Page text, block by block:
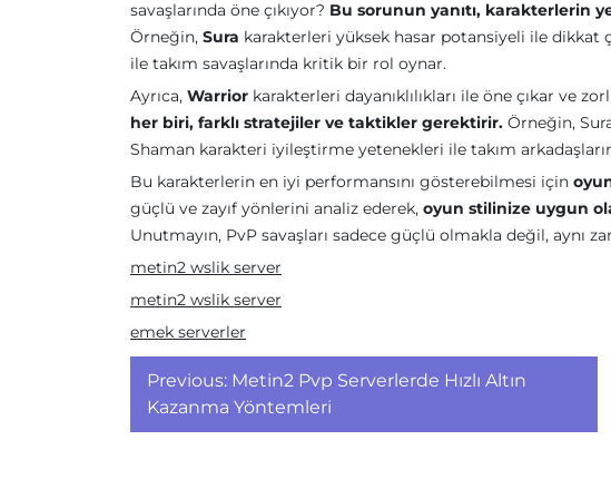
savaşlarında öne çıkıyor? Bu sorunun yanıtı, karakterlerin
Örneğin, Sura karakterleri yüksek hasar potansiyeli ile dikkat
ile takım savaşlarında kritik bir rol oynar.
Ayrıca, Warrior karakterleri dayanıklılıkları ile öne çıkar ve
her biri, farklı stratejiler ve taktikler gerektirir. Örneğin,
Shaman karakteri iyileştirme yetenekleri ile takım
Bu karakterlerin en iyi performansını gösterebilmesi için
güçlü ve zayıf yönlerini analiz ederek, oyun stilinize uygun
Unutmayın, PvP savaşları sadece güçlü olmakla değil, aynı
metin2 wslik server
metin2 wslik server
emek serverler
Yazı
gezinmesi
Previous: Metin2 Pvp Serverlerde Hızlı Altın
Kazanma Yöntemleri